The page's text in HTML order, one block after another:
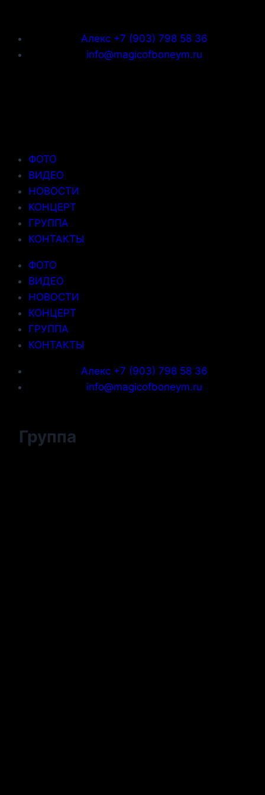
Алекс +7 (903) 798 58 36
info@magicofboneym.ru
ФОТО
ВИДЕО
НОВОСТИ
КОНЦЕРТ
ГРУППА
КОНТАКТЫ
ФОТО
ВИДЕО
НОВОСТИ
КОНЦЕРТ
ГРУППА
КОНТАКТЫ
Алекс +7 (903) 798 58 36
info@magicofboneym.ru
Группа